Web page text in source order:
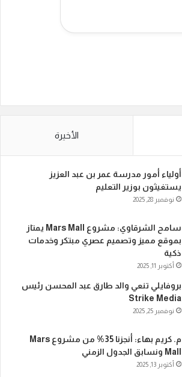
الأخيرة
أولياء أمور مدرسة عمر بن عبد العزيز
يستغيثون بوزير التعليم
نوفمبر 28, 2025
سامح الشرقاوي: مشروع Mars Mall يمتاز
بموقع مميز وتصميم عصري مبتكر وخدمات
ذكية
أكتوبر 11, 2025
بروفايلي تنعي والد طارق عبد المحسن رئيس
Strike Media
نوفمبر 25, 2025
م. كريم بهاء: أنجزنا 35% من مشروع Mars
Mall ونسابق الجدول الزمني
أكتوبر 13, 2025